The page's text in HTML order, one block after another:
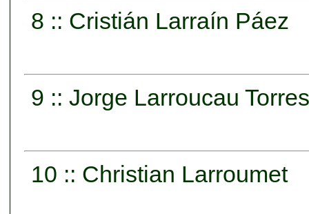
8 :: Cristián Larraín Páez
9 :: Jorge Larroucau Torres
10 :: Christian Larroumet